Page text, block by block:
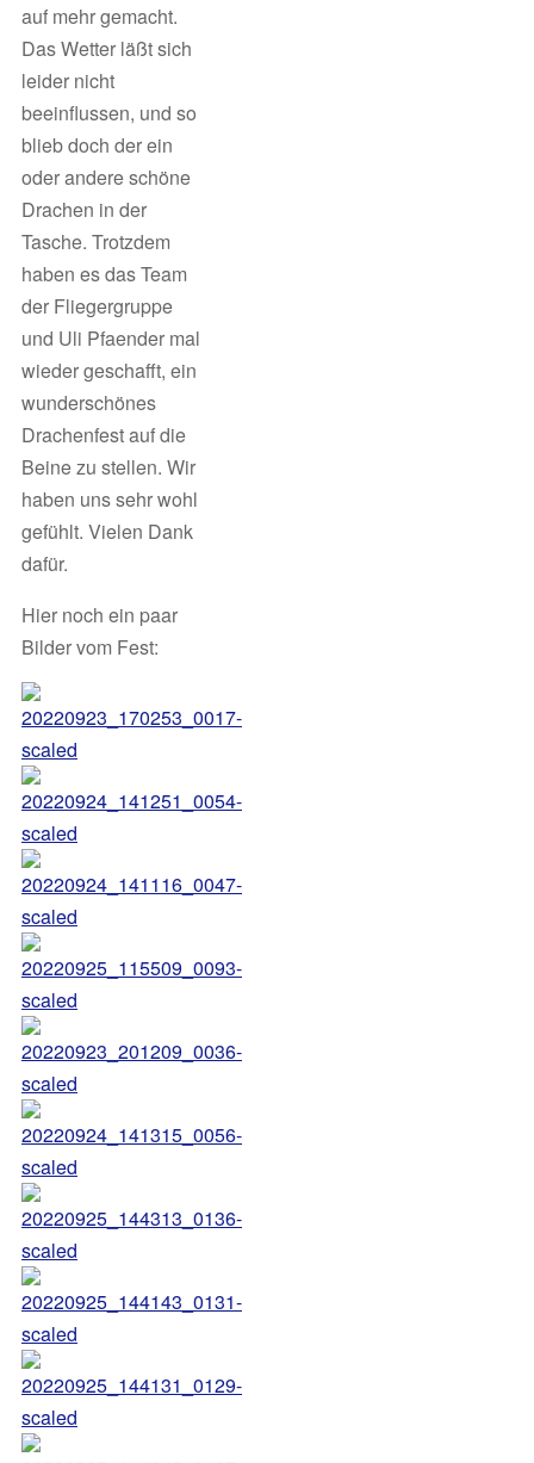
auf mehr gemacht.
Das Wetter läßt sich
leider nicht
beeinflussen, und so
blieb doch der ein
oder andere schöne
Drachen in der
Tasche. Trotzdem
haben es das Team
der Fliegergruppe
und Uli Pfaender mal
wieder geschafft, ein
wunderschönes
Drachenfest auf die
Beine zu stellen. Wir
haben uns sehr wohl
gefühlt. Vielen Dank
dafür.
Hier noch ein paar
Bilder vom Fest: